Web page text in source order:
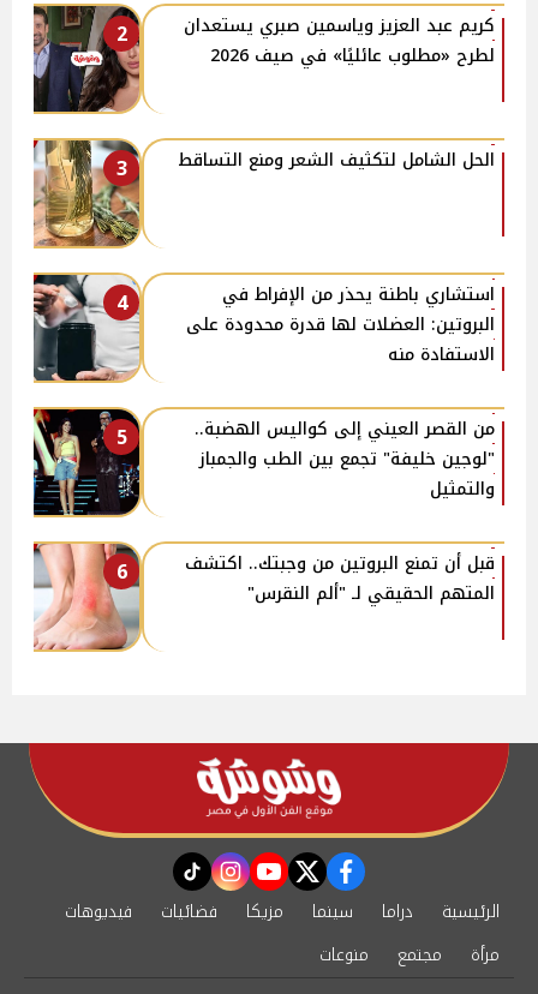
2
كريم عبد العزيز وياسمين صبري يستعدان
لطرح «مطلوب عائليًا» في صيف 2026
3 الحل الشامل لتكثيف الشعر ومنع التساقط
4
استشاري باطنة يحذر من الإفراط في
البروتين: العضلات لها قدرة محدودة على
الاستفادة منه
5
من القصر العيني إلى كواليس الهضبة..
"لوجين خليفة" تجمع بين الطب والجمباز
والتمثيل
6
قبل أن تمنع البروتين من وجبتك.. اكتشف
المتهم الحقيقي لـ "ألم النقرس"
facebook
twitter
youtube
instagram
tiktok
الرئيسية دراما سينما مزيكا فضائيات
فيديوهات
مرأة
مجتمع
منوعات